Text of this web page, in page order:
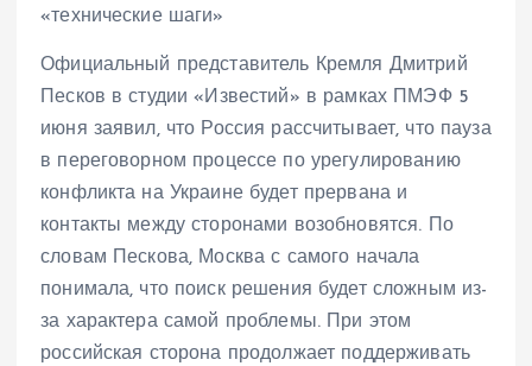
«технические шаги»
Официальный представитель Кремля Дмитрий
Песков в студии «Известий» в рамках ПМЭФ 5
июня заявил, что Россия рассчитывает, что пауза
в переговорном процессе по урегулированию
конфликта на Украине будет прервана и
контакты между сторонами возобновятся. По
словам Пескова, Москва с самого начала
понимала, что поиск решения будет сложным из-
за характера самой проблемы. При этом
российская сторона продолжает поддерживать